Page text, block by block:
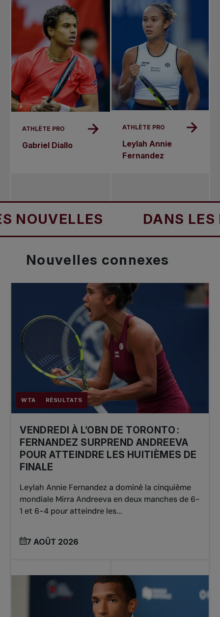
ATHLÈTE PRO
Gabriel Diallo
ATHLÈTE PRO
Leylah Annie
Fernandez
DANS LES
Nouvelles connexes
WTA RÉSULTATS
VENDREDI À L’OBN DE TORONTO :
FERNANDEZ SURPREND ANDREEVA
POUR ATTEINDRE LES HUITIÈMES DE
FINALE
Leylah Annie Fernandez a dominé la cinquième
mondiale Mirra Andreeva en deux manches de 6-
1 et 6-4 pour atteindre les...
7 AOÛT 2026